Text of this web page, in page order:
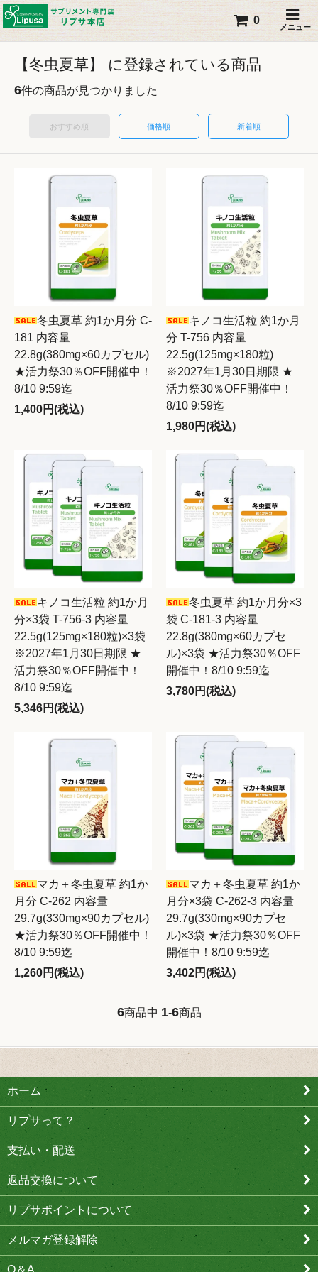
メニュー
0
【冬虫夏草】 に登録されている商品
6件の商品が見つかりました
おすすめ順 価格順 新着順
冬虫夏草 約1か月分 C-
181 内容量
22.8g(380mg×60カプセル)
★活力祭30％OFF開催中！
8/10 9:59迄
1,400円(税込)
キノコ生活粒 約1か月
分 T-756 内容量
22.5g(125mg×180粒)
※2027年1月30日期限 ★
活力祭30％OFF開催中！
8/10 9:59迄
1,980円(税込)
キノコ生活粒 約1か月
分×3袋 T-756-3 内容量
22.5g(125mg×180粒)×3袋
※2027年1月30日期限 ★
活力祭30％OFF開催中！
8/10 9:59迄
5,346円(税込)
冬虫夏草 約1か月分×3
袋 C-181-3 内容量
22.8g(380mg×60カプセ
ル)×3袋 ★活力祭30％OFF
開催中！8/10 9:59迄
3,780円(税込)
マカ＋冬虫夏草 約1か
月分 C-262 内容量
29.7g(330mg×90カプセル)
★活力祭30％OFF開催中！
8/10 9:59迄
1,260円(税込)
マカ＋冬虫夏草 約1か
月分×3袋 C-262-3 内容量
29.7g(330mg×90カプセ
ル)×3袋 ★活力祭30％OFF
開催中！8/10 9:59迄
3,402円(税込)
6商品中 1-6商品
ホーム
リプサって？
支払い・配送
返品交換について
リプサポイントについて
メルマガ登録解除
Q＆A